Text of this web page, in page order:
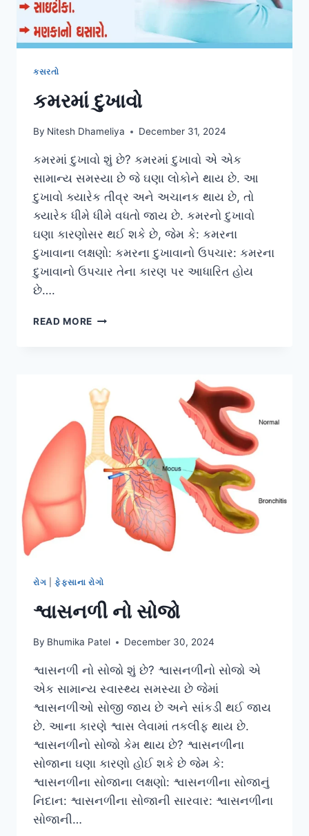
કસરતો
કમરમાં દુખાવો
By Nitesh Dhameliya December 31, 2024
કમરમાં દુખાવો શું છે? કમરમાં દુખાવો એ એક
સામાન્ય સમસ્યા છે જે ઘણા લોકોને થાય છે. આ
દુખાવો ક્યારેક તીવ્ર અને અચાનક થાય છે, તો
ક્યારેક ધીમે ધીમે વધતો જાય છે. કમરનો દુખાવો
ઘણા કારણોસર થઈ શકે છે, જેમ કે: કમરના
દુખાવાના લક્ષણો: કમરના દુખાવાનો ઉપચાર: કમરના
દુખાવાનો ઉપચાર તેના કારણ પર આધારિત હોય
છે….
READ MORE કમરમાં
રોગ ફેફસાના રોગો
શ્વાસનળી નો સોજો
By Bhumika Patel December 30, 2024
શ્વાસનળી નો સોજો શું છે? શ્વાસનળીનો સોજો એ
એક સામાન્ય સ્વાસ્થ્ય સમસ્યા છે જેમાં
શ્વાસનળીઓ સોજી જાય છે અને સાંકડી થઈ જાય
છે. આના કારણે શ્વાસ લેવામાં તકલીફ થાય છે.
શ્વાસનળીનો સોજો કેમ થાય છે? શ્વાસનળીના
સોજાના ઘણા કારણો હોઈ શકે છે જેમ કે:
શ્વાસનળીના સોજાના લક્ષણો: શ્વાસનળીના સોજાનું
નિદાન: શ્વાસનળીના સોજાની સારવાર: શ્વાસનળીના
સોજાની…